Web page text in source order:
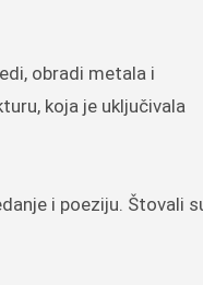
obradi metala i
koja je uključivala
i poeziju. Štovali